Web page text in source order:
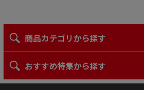
商品カテゴリから探す
おすすめ特集から探す